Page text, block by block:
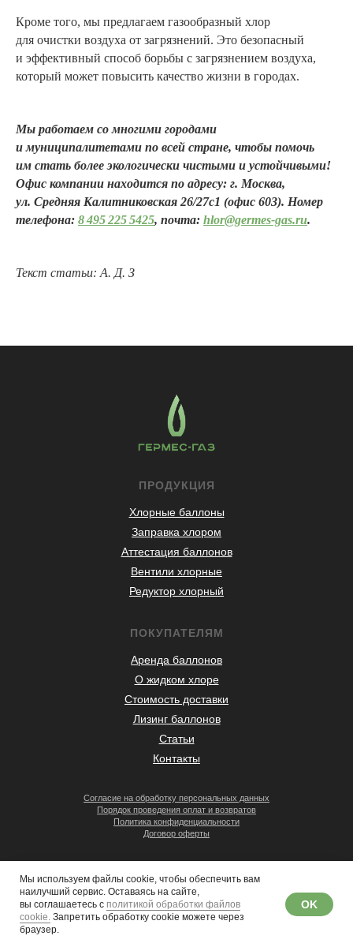
Кроме того, мы предлагаем газообразный хлор
для очистки воздуха от загрязнений. Это безопасный
и эффективный способ борьбы с загрязнением воздуха,
который может повысить качество жизни в городах.
Мы работаем со многими городами
и муниципалитетами по всей стране, чтобы помочь
им стать более экологически чистыми и устойчивыми!
Офис компании находится по адресу: г. Москва,
ул. Средняя Калитниковская 26/27с1 (офис 603). Номер
телефона: 8 495 225 5425, почта: hlor@germes-gas.ru.
Текст статьи: А. Д. З
ПРОДУКЦИЯ
Хлорные баллоны
Заправка хлором
Аттестация баллонов
Вентили хлорные
Редуктор хлорный
ПОКУПАТЕЛЯМ
Аренда баллонов
О жидком хлоре
Стоимость доставки
Лизинг баллонов
Статьи
Контакты
© 2008–2026 «Гермес-газ»
Согласие на обработку персональных данных
Порядок проведения оплат и возвратов
Политика конфиденциальности
Договор оферты
Мы используем файлы cookie, чтобы обеспечить вам
наилучший сервис. Оставаясь на сайте,
вы соглашаетесь с политикой обработки файлов
cookie. Запретить обработку cookie можете через
браузер.
OK